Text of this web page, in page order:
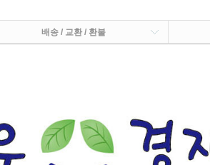
배송 / 교환 / 환불